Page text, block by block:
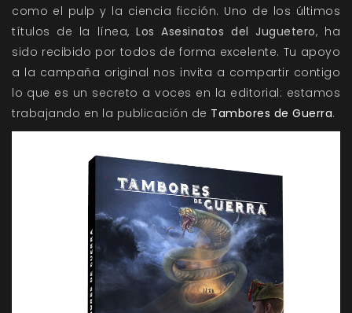
como el pulp y la ciencia ficción. Uno de los últimos
títulos de la línea,Los Asesinatos del Juguetero, ha
sido recibido por todos de forma excelente. Tu apoyo
a la campaña original nos invita a compartir contigo
lo que es un secreto a voces en la editorial: estamos
trabajando en la publicación de Tambores de Guerra.